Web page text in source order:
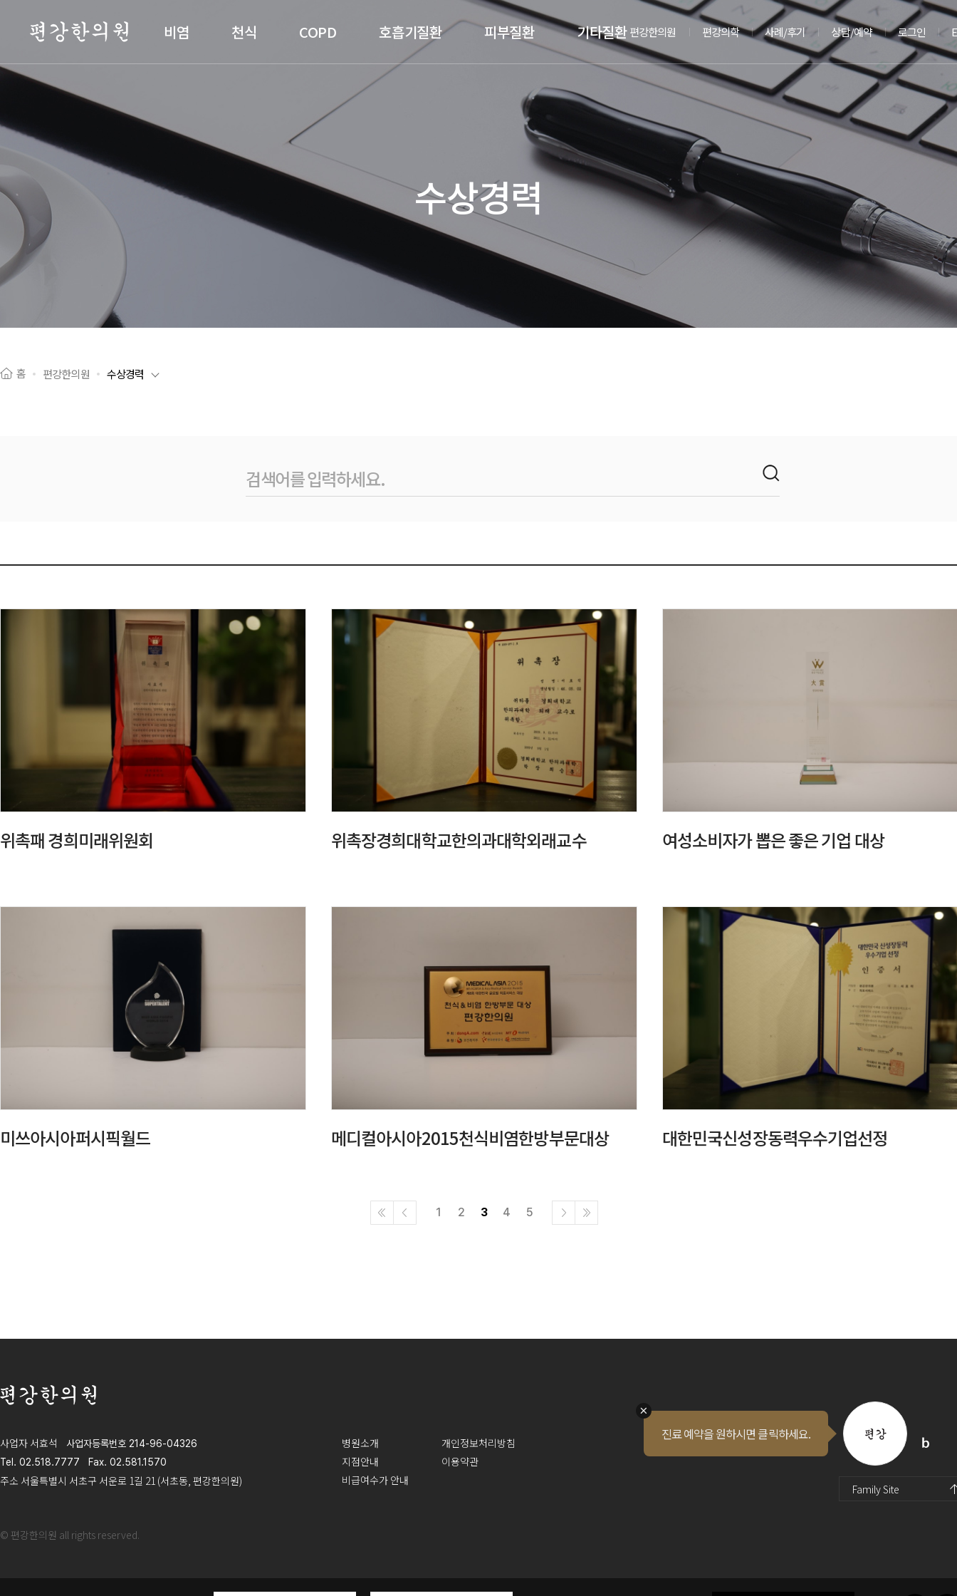
편강한의원 비염 천식 COPD 호흡기질환 피부질환 기타질환 편강한의원 편강의학 사례/후기 상담/예약 로그인
수상경력
홈 편강한의원 수상경력
위촉패 경희미래위원회 위촉장경희대학교한의과대학외래교수 여성소비자가 뽑은 좋은 기업 대상
미쓰아시아퍼시픽월드 메디컬아시아2015천식비염한방부문대상 대한민국신성장동력우수기업선정
1 2 3 4 5
퀵메뉴 오픈
진료 예약을 원하시면 클릭하세요.
편강한의원
사업자 서효석
사업자등록번호 214-96-04326
Tel. 02.518.7777
Fax. 02.581.1570
주소 서울특별시 서초구 서운로 1길 21 (서초동, 편강한의원)
병원소개
개인정보처리방침
지점안내
이용약관
비급여수가 안내
© 편강한의원 all rights reserved.
인스타
유투브
Family Site